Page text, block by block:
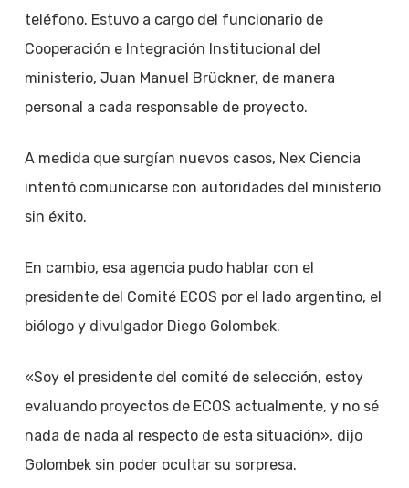
teléfono. Estuvo a cargo del funcionario de
Cooperación e Integración Institucional del
ministerio, Juan Manuel Brückner, de manera
personal a cada responsable de proyecto.
A medida que surgían nuevos casos, Nex Ciencia
intentó comunicarse con autoridades del ministerio
sin éxito.
En cambio, esa agencia pudo hablar con el
presidente del Comité ECOS por el lado argentino, el
biólogo y divulgador Diego Golombek.
«Soy el presidente del comité de selección, estoy
evaluando proyectos de ECOS actualmente, y no sé
nada de nada al respecto de esta situación», dijo
Golombek sin poder ocultar su sorpresa.